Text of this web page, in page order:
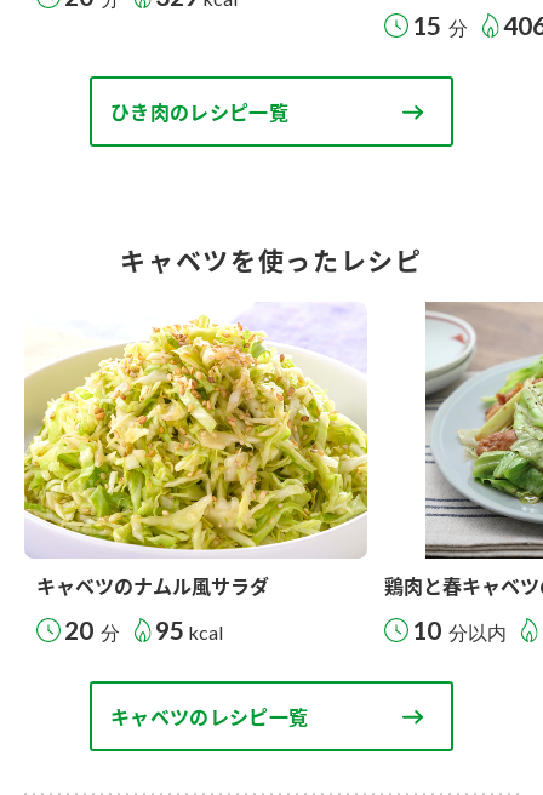
15 分
ひき肉のレシピ一覧
キャベツを使ったレシピ
キャベツのナムル風サラダ
20 分 95 kcal
鶏肉と春キャベ
10 分以内
キャベツのレシピ一覧